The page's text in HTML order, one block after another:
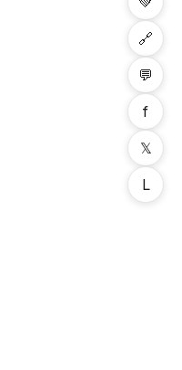
🔗
💬
f
𝕏
L